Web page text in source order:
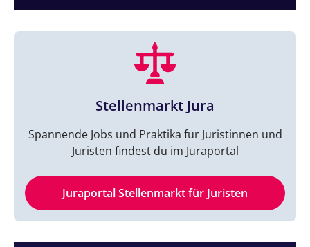
Stellenmarkt Jura
Spannende Jobs und Praktika für Juristinnen und
Juristen findest du im Juraportal
Juraportal Stellenmarkt für Juristen